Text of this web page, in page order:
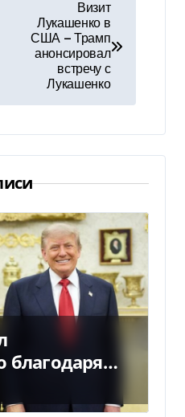
Визит
Лукашенко в
США — Трамп
анонсировал
встречу с
Лукашенко
благодаря